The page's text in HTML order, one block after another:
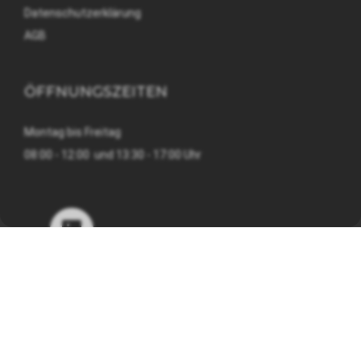
Datenschutzerklärung
AGB
ÖFFNUNGSZEITEN
Montag bis Freitag
08:00 - 12:00 und 13:30 - 17:00 Uhr